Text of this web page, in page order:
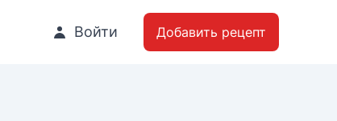
Войти Добавить рецепт